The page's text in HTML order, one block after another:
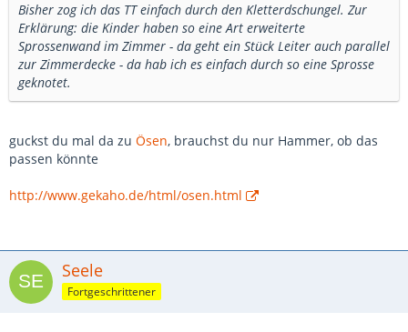
Bisher zog ich das TT einfach durch den Kletterdschungel. Zur
Erklärung: die Kinder haben so eine Art erweiterte
Sprossenwand im Zimmer - da geht ein Stück Leiter auch parallel
zur Zimmerdecke - da hab ich es einfach durch so eine Sprosse
geknotet.
guckst du mal da zu Ösen, brauchst du nur Hammer, ob das
passen könnte
http://www.gekaho.de/html/osen.html
Seele
Fortgeschrittener